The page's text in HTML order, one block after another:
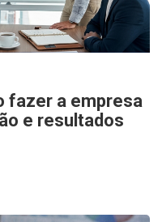
fazer a empresa
e resultados